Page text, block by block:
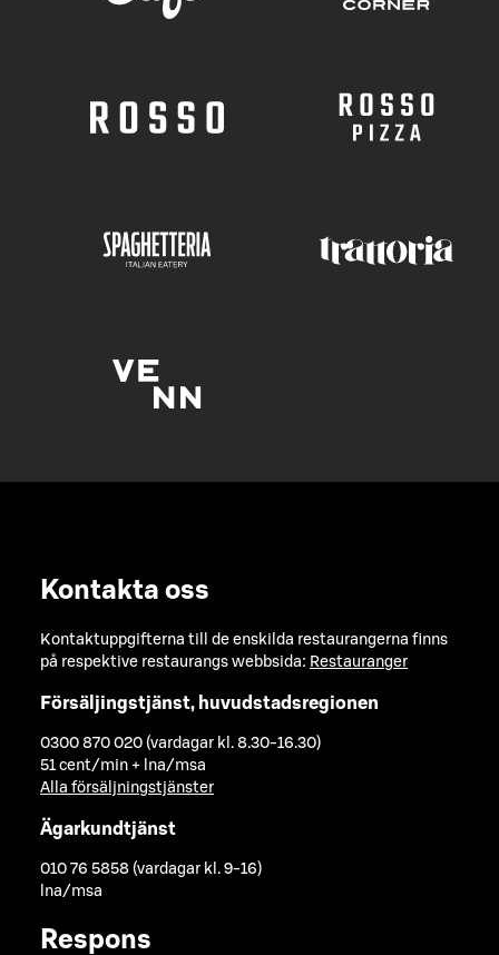
Kontakta oss
Kontaktuppgifterna till de enskilda restaurangerna finns
på respektive restaurangs webbsida: Restauranger
Försäljingstjänst, huvudstadsregionen
0300 870 020 (vardagar kl. 8.30-16.30)
51 cent/min + lna/msa
Alla försäljningstjänster
Ägarkundtjänst
010 76 5858 (vardagar kl. 9-16)
lna/msa
Respons